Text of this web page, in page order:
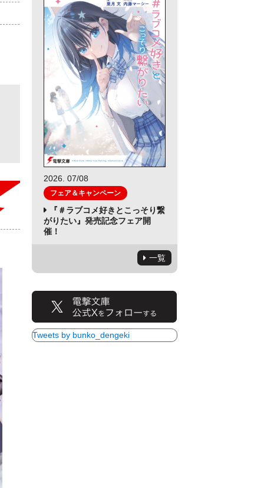
2026. 07/08
フェア＆キャンペーン
『＃ラブコメ好きとこっそり繋
がりたい』発売記念フェア開
催！
一覧
Tweets by bunko_dengeki